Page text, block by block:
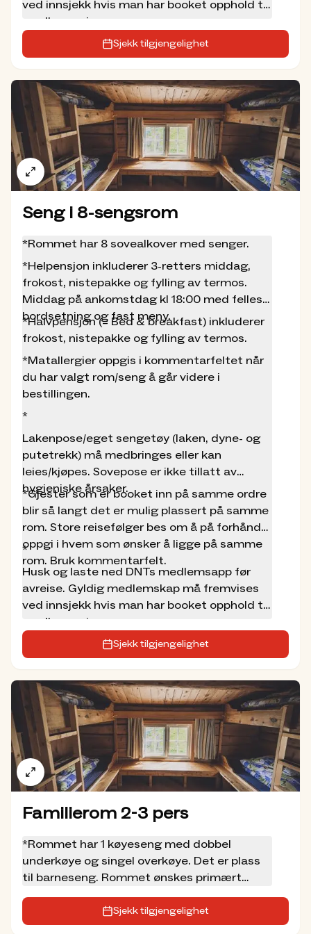
ved innsjekk hvis man har booket opphold til
medlemspris.
Sjekk tilgjengelighet
Seng i 8-sengsrom
*Rommet har 8 sovealkover med senger.
*Helpensjon inkluderer 3-retters middag,
frokost, nistepakke og fylling av termos.
Middag på ankomstdag kl 18:00 med felles
bordsetning og fast meny.
*Halvpensjon (= Bed & breakfast) inkluderer
frokost, nistepakke og fylling av termos.
*Matallergier oppgis i kommentarfeltet når
du har valgt rom/seng å går videre i
bestillingen.
*
Lakenpose/eget sengetøy (laken, dyne- og
putetrekk) må medbringes eller kan
leies/kjøpes. Sovepose er ikke tillatt av
hygieniske årsaker.
*Gjester som er booket inn på samme ordre
blir så langt det er mulig plassert på samme
rom. Store reisefølger bes om å på forhånd
oppgi i hvem som ønsker å ligge på samme
rom. Bruk kommentarfelt.
*
Husk og laste ned DNTs medlemsapp før
avreise. Gyldig medlemskap må fremvises
ved innsjekk hvis man har booket opphold til
medlemspris.
Sjekk tilgjengelighet
Familierom 2-3 pers
*Rommet har 1 køyeseng med dobbel
underkøye og singel overkøye. Det er plass
til barneseng. Rommet ønskes primært
booket av barnefamilier.
*Helpensjon inkluderer 3-retters middag,
frokost, nistepakke og fylling av termos.
Sjekk tilgjengelighet